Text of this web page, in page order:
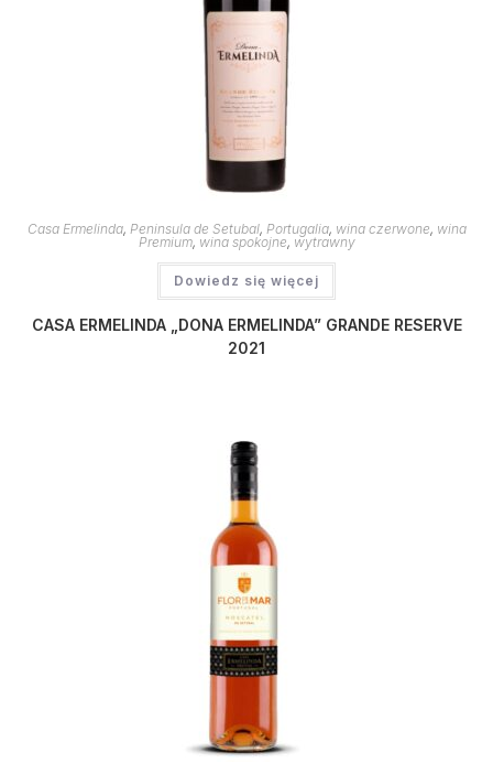
Casa Ermelinda, Peninsula de Setubal, Portugalia, wina czerwone, wina
Premium, wina spokojne, wytrawny
Dowiedz się więcej
CASA ERMELINDA „DONA ERMELINDA” GRANDE RESERVE
2021